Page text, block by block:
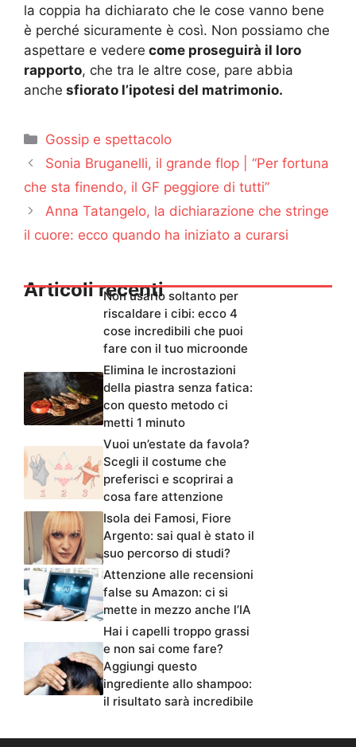
la coppia ha dichiarato che le cose vanno bene
è perché sicuramente è così. Non possiamo che
aspettare e vedere come proseguirà il loro
rapporto, che tra le altre cose, pare abbia
anche sfiorato l’ipotesi del matrimonio.
Categorie
Gossip e spettacolo
Sonia Bruganelli, il grande flop | “Per fortuna
che sta finendo, il GF peggiore di tutti”
Anna Tatangelo, la dichiarazione che stringe
il cuore: ecco quando ha iniziato a curarsi
Articoli recentiNon usarlo soltanto per
riscaldare i cibi: ecco 4
cose incredibili che puoi
fare con il tuo microonde
Elimina le incrostazioni
della piastra senza fatica:
con questo metodo ci
metti 1 minuto
Vuoi un’estate da favola?
Scegli il costume che
preferisci e scoprirai a
cosa fare attenzione
Isola dei Famosi, Fiore
Argento: sai qual è stato il
suo percorso di studi?
Attenzione alle recensioni
false su Amazon: ci si
mette in mezzo anche l’IA
Hai i capelli troppo grassi
e non sai come fare?
Aggiungi questo
ingrediente allo shampoo:
il risultato sarà incredibile